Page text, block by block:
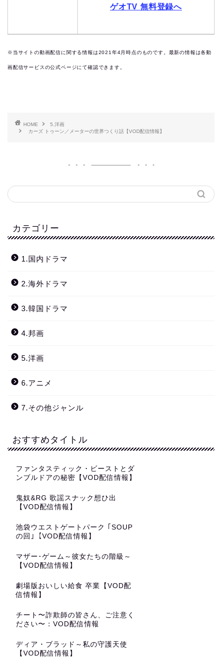
ゲオTV 無料登録へ
※当サイトの動画配信に関する情報は2021年4月時点のものです。最新の情報は各動
画配信サービスの公式ページにて確認できます。
HOME
5.洋画
カーズ トゥーン／メーターの世界つくり話【VOD配信情報】
カテゴリー
1.国内ドラマ
2.海外ドラマ
3.韓国ドラマ
4.邦画
5.洋画
6.アニメ
7.その他ジャンル
おすすめタイトル
ファンタスティック・ビーストとダ
ンブルドアの秘密【VOD配信情報】
鬼奴&RG 歌謡スナック想ひ出
【VOD配信情報】
池袋ウエストゲートパーク ｢SOUP
の回｣【VOD配信情報】
マザー･ゲーム～彼女たちの階級～
【VOD配信情報】
劇場版おいしい給食 卒業【VOD配
信情報】
チート〜詐欺師の皆さん、ご注意く
ださい〜：VOD配信情報
ディア・ブラッド～私の守護天使
【VOD配信情報】